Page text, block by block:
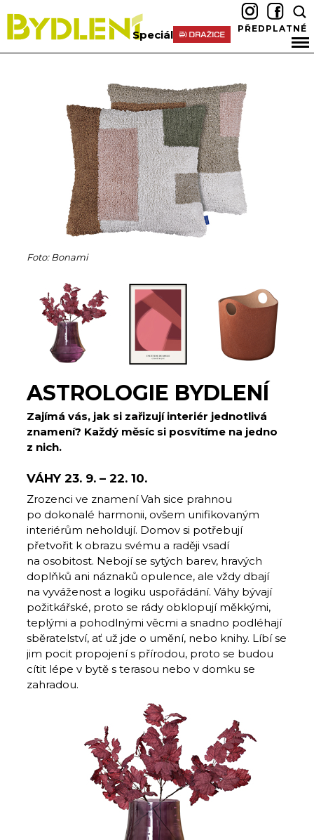
Speciál PŘEDPLATNÉ
Foto: Bonami
ASTROLOGIE BYDLENÍ
Zajímá vás, jak si zařizují interiér jednotlivá
znamení? Každý měsíc si posvítíme na jedno
z nich.
VÁHY 23. 9. – 22. 10.
Zrozenci ve znamení Vah sice prahnou
po dokonalé harmonii, ovšem unifikovaným
interiérům neholdují. Domov si potřebují
přetvořit k obrazu svému a raději vsadí
na osobitost. Nebojí se sytých barev, hravých
doplňků ani náznaků opulence, ale vždy dbají
na vyváženost a logiku uspořádání. Váhy bývají
požitkářské, proto se rády obklopují měkkými,
teplými a pohodlnými věcmi a snadno podléhají
sběratelství, ať už jde o umění, nebo knihy. Líbí se
jim pocit propojení s přírodou, proto se budou
cítit lépe v bytě s terasou nebo v domku se
zahradou.